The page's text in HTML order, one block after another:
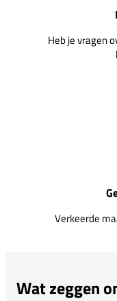
Heb je vragen
Verkeerde
Wat zeggen